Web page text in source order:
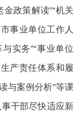
金政策解读”“机关
事业单位工作人
实务”“事业单位
产责任体系和履
与案例分析”等课
干部尽快适应新